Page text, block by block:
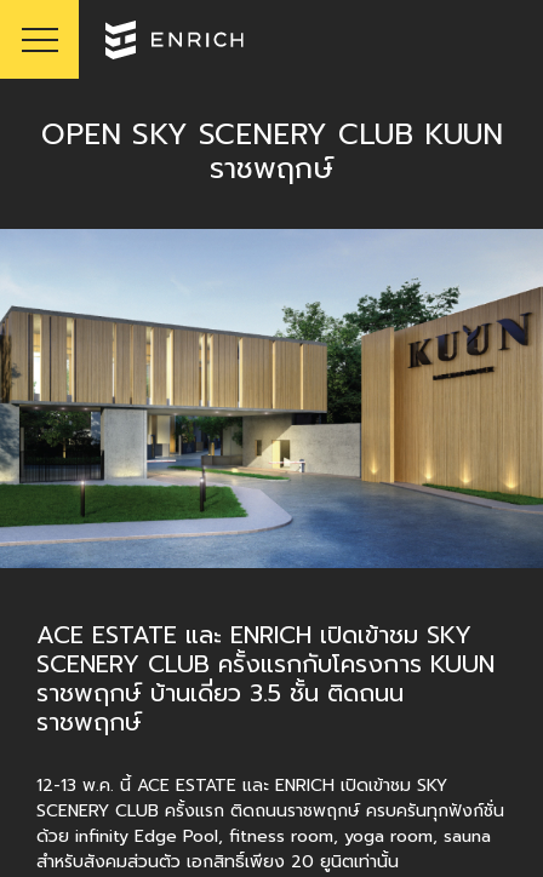
OPEN SKY SCENERY CLUB KUUN
ราชพฤกษ์
ACE ESTATE และ ENRICH เปิดเข้าชม SKY
SCENERY CLUB ครั้งแรกกับโครงการ KUUN
ราชพฤกษ์ บ้านเดี่ยว 3.5 ชั้น ติดถนน
ราชพฤกษ์
12-13 พ.ค. นี้ ACE ESTATE และ ENRICH เปิดเข้าชม SKY
SCENERY CLUB ครั้งแรก ติดถนนราชพฤกษ์ ครบครันทุกฟังก์ชั่น
ด้วย infinity Edge Pool, fitness room, yoga room, sauna
สำหรับสังคมส่วนตัว เอกสิทธิ์เพียง 20 ยูนิตเท่านั้น